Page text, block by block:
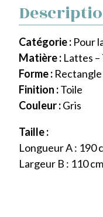
Catégorie : Pour
Matière : Lattes –
Forme : Rectangle
Finition :Toile
Couleur :Gris
Taille :
Longueur A : 190
Largeur B : 110 cm